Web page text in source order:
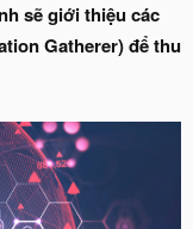
sẽ giới thiệu các
Gatherer) để thu